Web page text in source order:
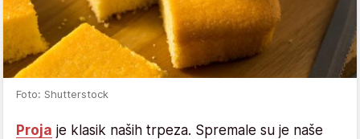
Foto: Shutterstock
Proja je klasik naših trpeza. Spremale su je naše